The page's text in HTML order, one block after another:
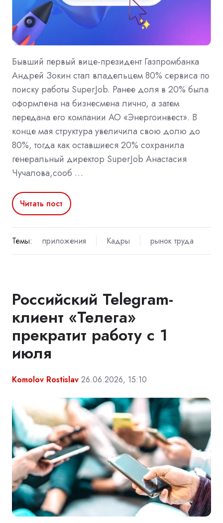
Бывший первый вице-президент Газпромбанка
Андрей Зокин стал владельцем 80% сервиса по
поиску работы SuperJob. Ранее доля в 20% была
оформлена на бизнесмена лично, а затем
передана его компании АО «Энергоинвест». В
конце мая структура увеличила свою долю до
80%, тогда как оставшиеся 20% сохранила
генеральный директор SuperJob Анастасия
Чучалова,сооб …
Читать пост
Темы: приложения Кадры рынок труда
Российский Telegram-
клиент «Телега»
прекратит работу с 1
июля
Komolov Rostislav 26.06.2026, 15:10